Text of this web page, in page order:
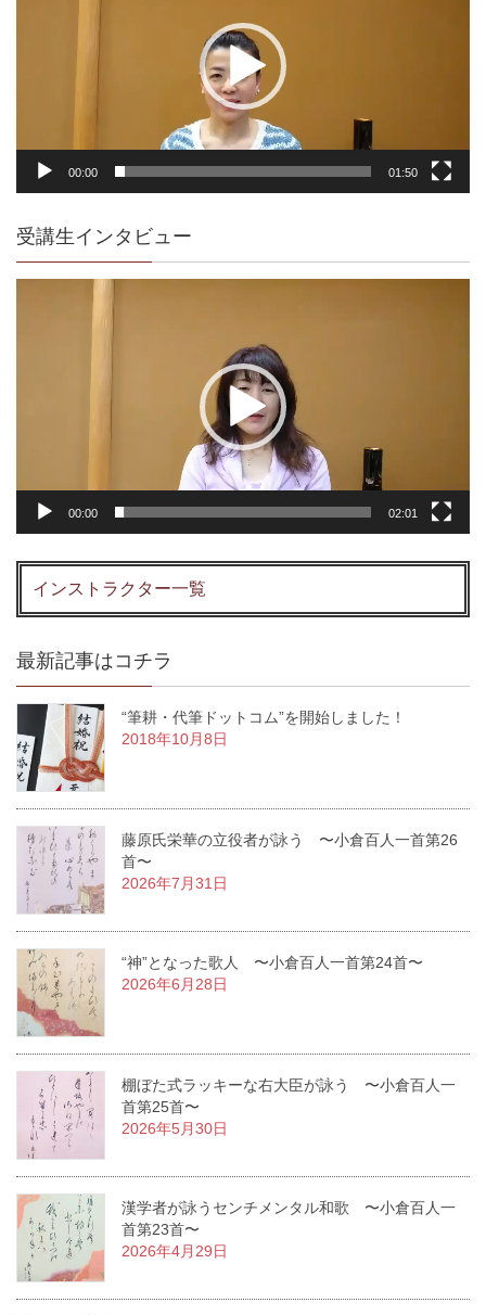
00:00 01:50
受講生インタビュー
00:00 02:01
インストラクター一覧
最新記事はコチラ
“筆耕・代筆ドットコム”を開始しました！
2018年10月8日
藤原氏栄華の立役者が詠う 〜小倉百人一首第26
首〜
2026年7月31日
“神”となった歌人 〜小倉百人一首第24首〜
2026年6月28日
棚ぼた式ラッキーな右大臣が詠う 〜小倉百人一
首第25首〜
2026年5月30日
漢学者が詠うセンチメンタル和歌 〜小倉百人一
首第23首〜
2026年4月29日